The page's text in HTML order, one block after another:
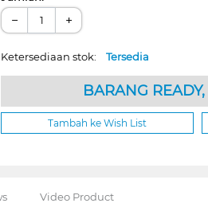
− +
Ketersediaan stok:Tersedia
BARANG
Tambah ke Wish List
Video Product